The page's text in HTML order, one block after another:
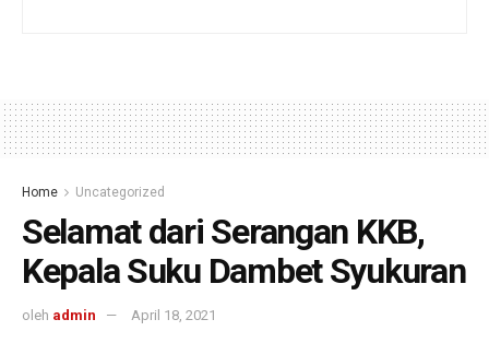
Home Uncategorized
Selamat dari Serangan KKB,
Kepala Suku Dambet Syukuran
oleh admin April 18, 2021